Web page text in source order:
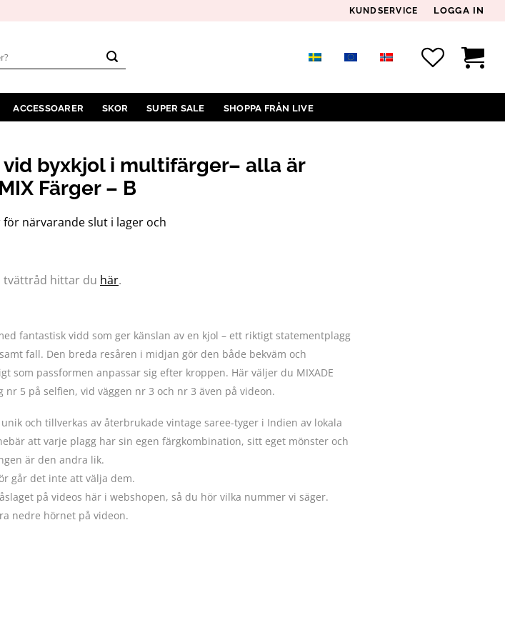
KUNDSERVICE LOGGA IN
ACCESSOARER SKOR SUPER SALE SHOPPA FRÅN LIVE
PLAY
vid byxkjol i multifärger– alla är
Färger – B
närvarande slut i lager och
tvättråd hittar du här.
fantastisk vidd som ger känslan av en kjol – ett riktigt statementplagg
fall. Den breda resåren i midjan gör den både bekväm och
som passformen anpassar sig efter kroppen. Här väljer du MIXADE
nr 5 på selfien, vid väggen nr 3 och nr 3 även på videon.
och tillverkas av återbrukade vintage saree-tyger i Indien av lokala
att varje plagg har sin egen färgkombination, sitt eget mönster och
är den andra lik.
går det inte att välja dem.
på videos här i webshopen, så du hör vilka nummer vi säger.
nedre hörnet på videon.